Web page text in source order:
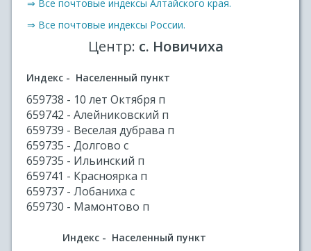
⇒ Все почтовые индексы Алтайского края.
⇒ Все почтовые индексы России.
Центр: с. Новичиха
Индекс - Населенный пункт
659738 - 10 лет Октября п
659742 - Алейниковский п
659739 - Веселая дубрава п
659735 - Долгово с
659735 - Ильинский п
659741 - Красноярка п
659737 - Лобаниха с
659730 - Мамонтово п
Индекс - Населенный пункт